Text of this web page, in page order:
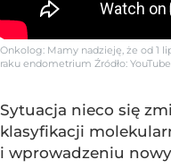
Onkolog: Mamy nadzieję, że od 1
raku endometrium Źródło: YouTube
Sytuacja nieco się
klasyfikacji
i wprowadzeniu